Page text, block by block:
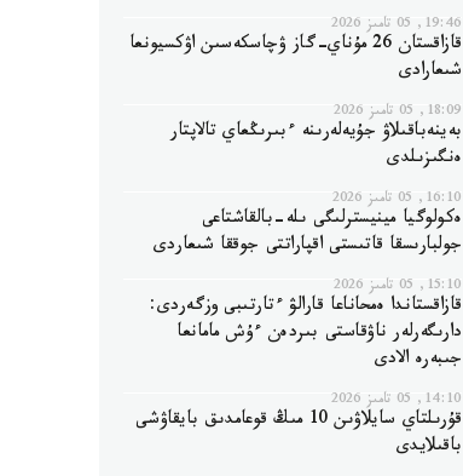
19:46, 05 تامىز 2026
قازاقستان 26 مۇناي-گاز ۋچاسكەسىن اۋكسيونعا
شىعارادى
18:09, 05 تامىز 2026
بەينەباقىلاۋ جۇيەلەرىنە ءبىرىڭعاي تالاپتار
ەنگىزىلدى
16:10, 05 تامىز 2026
ەكولوگيا مينيسترلىگى ىلە-بالقاشتاعى
جولبارىسقا قاتىستى اقپاراتتى جوققا شىعاردى
15:10, 05 تامىز 2026
قازاقستاندا ەمحاناعا قارالۋ ءتارتىبى وزگەردى:
دارىگەرلەر ناۋقاستى بىردەن ءۇش مامانعا
جىبەرە الادى
14:10, 05 تامىز 2026
قۇرىلتاي سايلاۋىن 10 مىڭ قوعامدىق بايقاۋشى
باقىلايدى